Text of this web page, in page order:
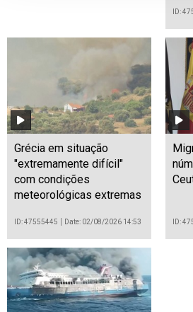
ID:
Grécia em situação
"extremamente difícil"
com condições
meteorológicas extremas
ID: 47555445 Date: 02/08/2026 14:53 ID: